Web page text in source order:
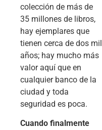
colección de más de
35 millones de libros,
hay ejemplares que
tienen cerca de dos mil
años; hay mucho más
valor aquí que en
cualquier banco de la
ciudad y toda
seguridad es poca.
Cuando finalmente